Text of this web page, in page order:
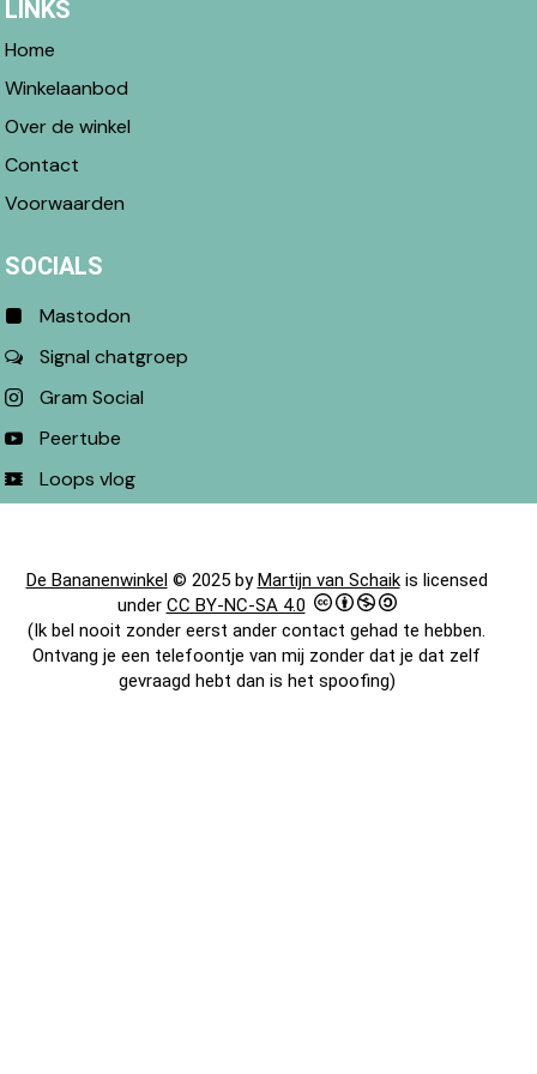
LINKS
Home
Winkelaanbod
Over de winkel
Contact
Voorwaarden
SOCIALS
Mastodon
Signal chatgroep
Gram Social
Peertube
Loops vlog
De Bananenwinkel© 2025 byMartijn van Schaikis licensed
under CC BY-NC-SA 4.0
(Ik bel nooit zonder eerst ander contact gehad te hebben.
Ontvang je een telefoontje van mij zonder dat je dat zelf
gevraagd hebt dan is het spoofing)